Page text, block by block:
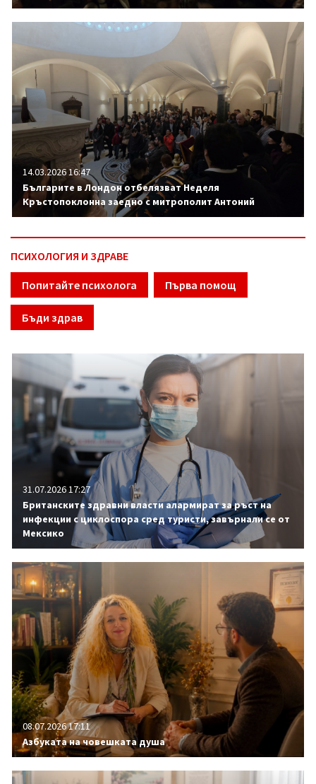
14.03.2026 16:47
Българите в Лондон отбелязват Неделя
Кръстопоклонна заедно с митрополит Антоний
ПСИХОЛОГИЯ И ЗДРАВЕ
Попитайте психолога Първа помощ
Бъди здрав
31.07.2026 17:27
Британските здравни власти алармират за ръст на
инфекции с циклоспора сред туристи, завърнали се от
Мексико
08.07.2026 17:11
Азбуката на човешката душа